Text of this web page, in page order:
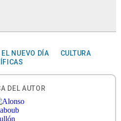
EL NUEVO DÍA
CULTURA
DEL AUTOR